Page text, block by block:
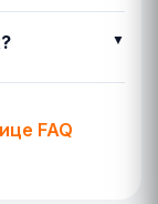
FAQ